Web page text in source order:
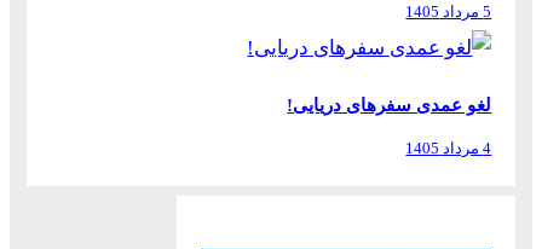
5 مرداد 1405
لغو عمدی سفرهای دریایی!
4 مرداد 1405